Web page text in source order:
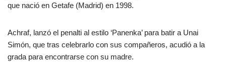
que nació en Getafe (Madrid) en 1998.
Achraf, lanzó el penalti al estilo ‘Panenka’ para batir a Unai
Simón, que tras celebrarlo con sus compañeros, acudió a la
grada para encontrarse con su madre.